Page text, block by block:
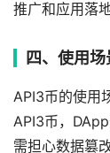
推广和应用落
四、使用场
API3币的使用
API3币，
需担心数据篡